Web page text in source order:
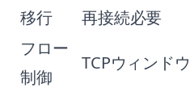
移行
再接続必要
フロー
制御
TCPウィンドウ